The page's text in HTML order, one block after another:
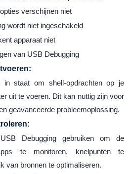
verschijnen niet
wordt niet ingeschakeld
apparaat niet
van USB Debugging
in staat om shell-opdrachten op je
uit te voeren. Dit kan nuttig zijn voor
geavanceerde probleemoplossing.
Debugging gebruiken om de
te monitoren, knelpunten te
van bronnen te optimaliseren.